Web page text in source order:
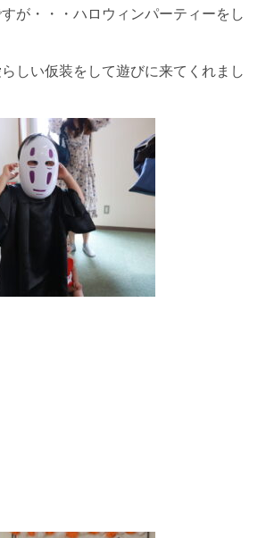
が・・・ハロウィンパーティーをし
しい仮装をして遊びに来てくれまし